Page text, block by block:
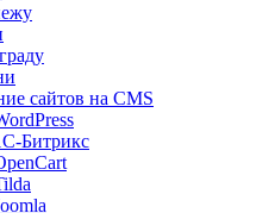
сайтов на CMS
Битрикс